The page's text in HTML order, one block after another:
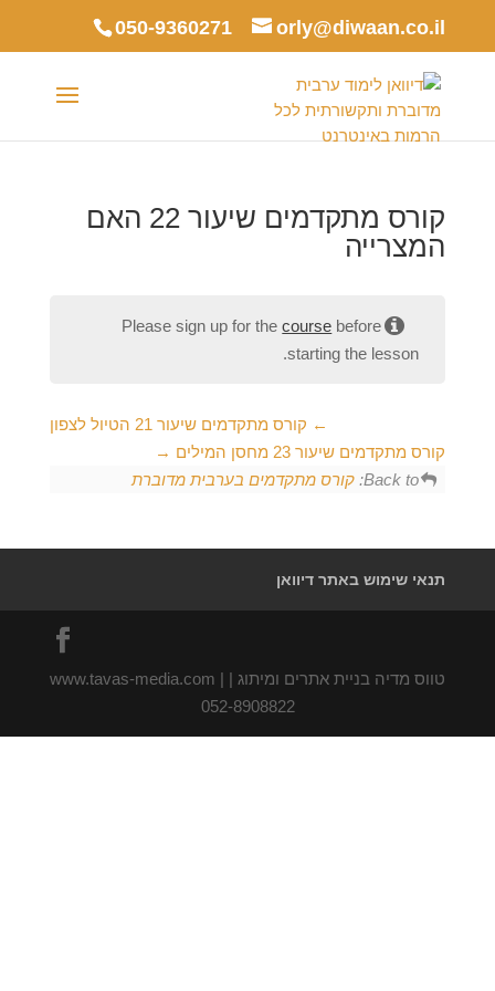
050-9360271 orly@diwaan.co.il
קורס מתקדמים שיעור 22 האם
המצרייה
Please sign up for thecourse before
starting the lesson.
קורס מתקדמים שיעור 21 הטיול לצפון
קורס מתקדמים שיעור 23 מחסן המילים
Back to: קורס מתקדמים בערבית מדוברת
תנאי שימוש באתר דיוואן
טווס מדיה בניית אתרים ומיתוג | www.tavas-media.com |
052-8908822